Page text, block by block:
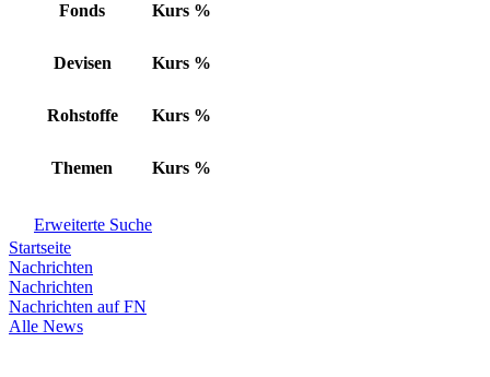
Fonds Kurs %
Devisen Kurs %
Rohstoffe Kurs %
Themen Kurs %
Erweiterte Suche
Startseite
Nachrichten
Nachrichten
Nachrichten auf FN
Alle News